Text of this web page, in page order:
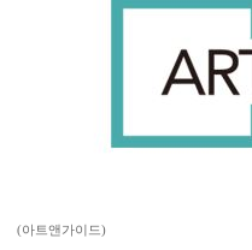
(아트앤가이드)